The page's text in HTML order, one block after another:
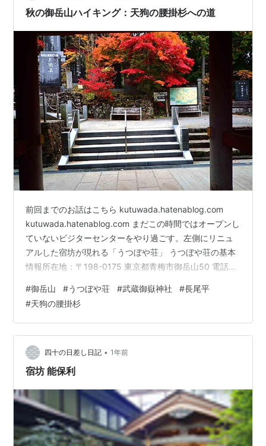
今日の写真：武蔵御嶽…
秋の御岳山ハイキング：天狗の腰掛杉への道
前回までのお話はこちら kutuwada.hatenablog.com
kutuwada.hatenablog.com まだこの時間ではオープンし
ていないビジターセンターをやり過ごす。左側にリニュ
アルした宿坊が現れる「うつぼや荘」 うつぼや荘の基本
情報所在地：〒198-0175 東京都青梅市御岳山50 電話：
アウト：～10:00 宿泊スタイル：宿坊（御岳山参拝者を
迎える伝統的な宿） 特徴1日2組限定：静かで落ち着いた
時間を過ごせる 料理：四季の山菜や自家製野菜を使った
家庭的な料理 御岳山にも暑かった夏も終わりようやく秋
が訪…
#御岳山 #うつぼや荘 #武蔵御嶽神社 #長尾平
#天狗の腰掛杉
四十の日差し日記 • 1年前
宿坊 能保利